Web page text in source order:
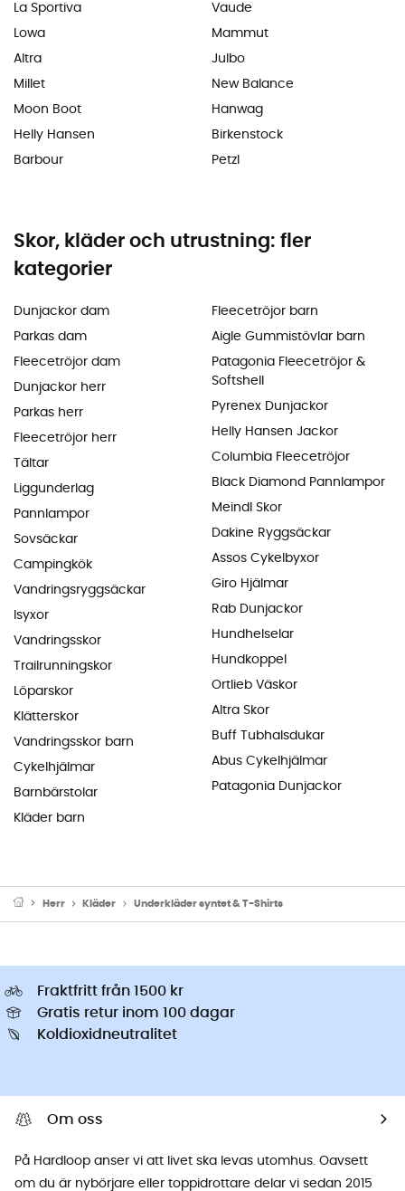
La Sportiva
Lowa
Altra
Millet
Moon Boot
Helly Hansen
Barbour
Vaude
Mammut
Julbo
New Balance
Hanwag
Birkenstock
Petzl
Skor, kläder och utrustning: fler
kategorier
Dunjackor dam
Parkas dam
Fleecetröjor dam
Dunjackor herr
Parkas herr
Fleecetröjor herr
Tältar
Liggunderlag
Pannlampor
Sovsäckar
Campingkök
Vandringsryggsäckar
Isyxor
Vandringsskor
Trailrunningskor
Löparskor
Klätterskor
Vandringsskor barn
Cykelhjälmar
Barnbärstolar
Kläder barn
Fleecetröjor barn
Aigle Gummistövlar barn
Patagonia Fleecetröjor &
Softshell
Pyrenex Dunjackor
Helly Hansen Jackor
Columbia Fleecetröjor
Black Diamond Pannlampor
Meindl Skor
Dakine Ryggsäckar
Assos Cykelbyxor
Giro Hjälmar
Rab Dunjackor
Hundhelselar
Hundkoppel
Ortlieb Väskor
Altra Skor
Buff Tubhalsdukar
Abus Cykelhjälmar
Patagonia Dunjackor
Herr Kläder Underkläder syntet & T-Shirts
Fraktfritt från 1500 kr
Gratis retur inom 100 dagar
Koldioxidneutralitet
Om oss
På Hardloop anser vi att livet ska levas utomhus. Oavsett
om du är nybörjare eller toppidrottare delar vi sedan 2015